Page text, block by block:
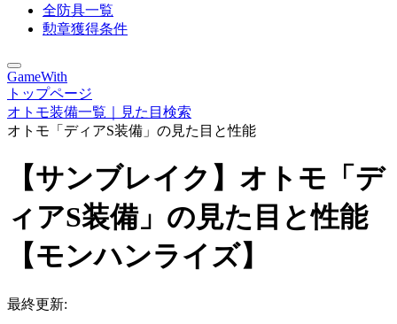
全防具一覧
勲章獲得条件
GameWith
トップページ
オトモ装備一覧｜見た目検索
オトモ「ディアS装備」の見た目と性能
【サンブレイク】オトモ「デ
ィアS装備」の見た目と性能
【モンハンライズ】
最終更新: